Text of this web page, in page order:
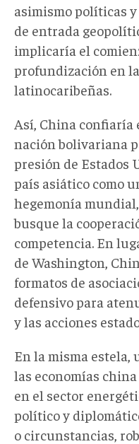
asimismo políticas
de entrada
implicaría el
profundización en
latinocaribeñas.
Así, China confiaría
nación bolivariana
presión de Estados
país asiático como
hegemonía
busque la
competencia. En
de Washington,
formatos de
defensivo para
y las acciones
En la misma estela,
las economías
en el sector
político y
o circunstancias,